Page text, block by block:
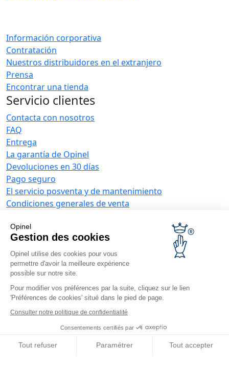
Opinel
Gestion des cookies
Opinel utilise des cookies pour vous
permettre d'avoir la meilleure expérience
possible sur notre site.
Pour modifier vos préférences par la suite, cliquez sur le lien
'Préférences de cookies' situé dans le pied de page.
Consulter notre politique de confidentialité
Consentements certifiés par
Tout refuser Paramétrer Tout accepter
Información corporativa
Contratación
Nuestros distribuidores en el extranjero
Prensa
Encontrar una tienda
Servicio clientes
Contacta con nosotros
FAQ
Entrega
La garantía de Opinel
Devoluciones en 30 días
Pago seguro
El servicio posventa y de mantenimiento
Condiciones generales de venta
Regalos de empresa
Noticias Opinel
Recibir las novedades
Venga a vernos